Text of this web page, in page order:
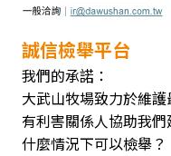
誠信檢舉平台
我們的承諾：
大武山牧場致力於維
有利害關係人協助我
什麼情況下可以檢舉？